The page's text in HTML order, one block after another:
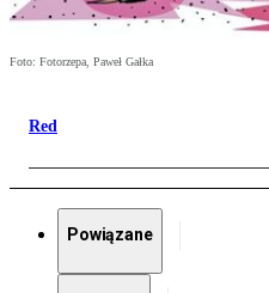
Foto: Fotorzepa, Paweł Gałka
Red
Powiązane